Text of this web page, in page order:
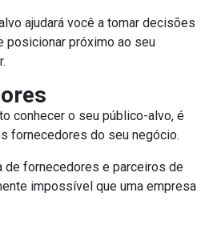
ajudará você a tomar decisões
posicionar próximo ao seu
conhecer o seu público-alvo, é
fornecedores do seu negócio.
de fornecedores e parceiros de
impossível que uma empresa